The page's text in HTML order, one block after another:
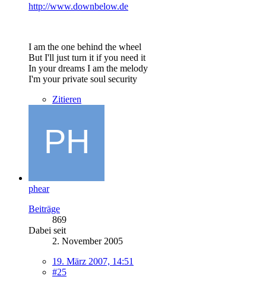
http://www.downbelow.de
I am the one behind the wheel
But I'll just turn it if you need it
In your dreams I am the melody
I'm your private soul security
Zitieren
phear
Beiträge
869
Dabei seit
2. November 2005
19. März 2007, 14:51
#25